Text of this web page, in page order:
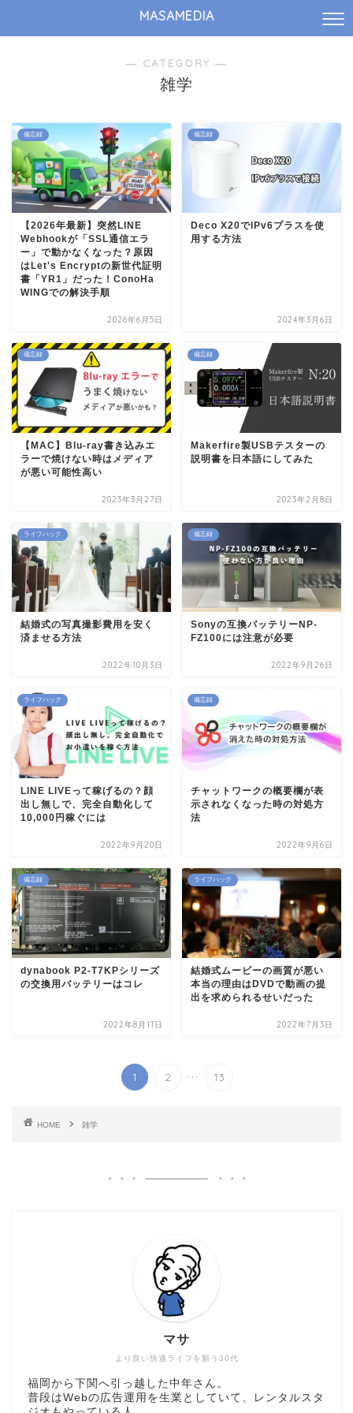
MASAMEDIA
― CATEGORY ―
雑学
備忘録
【2026年最新】突然LINE
Webhookが「SSL通信エラ
ー」で動かなくなった？原因
はLet's Encryptの新世代証明
書「YR1」だった！ConoHa
WINGでの解決手順
2026年6月5日
備忘録
Deco X20でIPv6プラスを使
用する方法
2024年3月6日
備忘録
【MAC】Blu-ray書き込みエ
ラーで焼けない時はメディア
が悪い可能性高い
2023年3月27日
備忘録
Makerfire製USBテスターの
説明書を日本語にしてみた
2023年2月8日
ライフハック
結婚式の写真撮影費用を安く
済ませる方法
2022年10月3日
備忘録
Sonyの互換バッテリーNP-
FZ100には注意が必要
2022年9月26日
ライフハック
LINE LIVEって稼げるの？顔
出し無しで、完全自動化して
10,000円稼ぐには
2022年9月20日
備忘録
チャットワークの概要欄が表
示されなくなった時の対処方
法
2022年9月6日
備忘録
dynabook P2-T7KPシリーズ
の交換用バッテリーはコレ
2022年8月11日
ライフハック
結婚式ムービーの画質が悪い
本当の理由はDVDで動画の提
出を求められるせいだった
2022年7月3日
1 2 ... 13
HOME 雑学
より良い快適ライフを願う30代
マサ
福岡から下関へ引っ越した中年さん。
普段はWebの広告運用を生業としていて、レンタルスタ